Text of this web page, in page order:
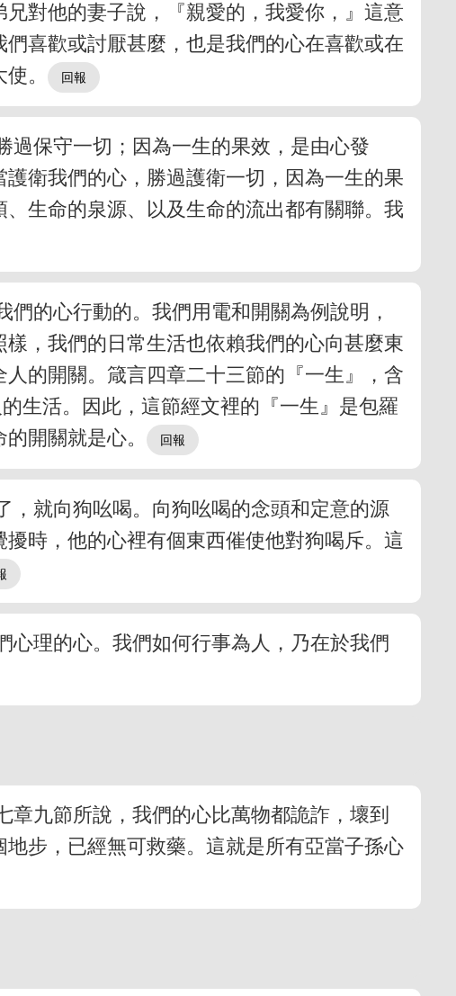
對他的妻子說，『親愛的，我愛你，』這意
喜歡或討厭甚麼，也是我們的心在喜歡或在
。
過保守一切；因為一生的果效，是由心發
衛我們的心，勝過護衛一切，因為一生的果
生命的泉源、以及生命的流出都有關聯。我
的心行動的。我們用電和開關為例說明，
，我們的日常生活也依賴我們的心向甚麼東
的開關。箴言四章二十三節的『一生』，含
生活。因此，這節經文裡的『一生』是包羅
開關就是心。
，就向狗吆喝。向狗吆喝的念頭和定意的源
時，他的心裡有個東西催使他對狗喝斥。這
理的心。我們如何行事為人，乃在於我們
九節所說，我們的心比萬物都詭詐，壞到
步，已經無可救藥。這就是所有亞當子孫心